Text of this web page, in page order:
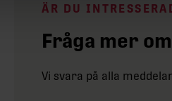
ÄR DU
Fråga mer
Vi svara på alla